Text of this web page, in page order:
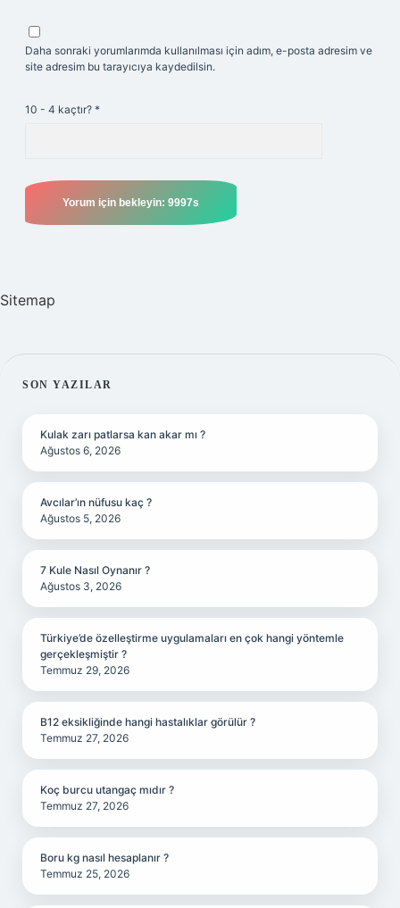
Daha sonraki yorumlarımda kullanılması için adım, e-posta adresim ve
site adresim bu tarayıcıya kaydedilsin.
10 - 4 kaçtır? *
Sitemap
SIDEBAR
SON YAZILAR
Kulak zarı patlarsa kan akar mı ?
Ağustos 6, 2026
Avcılar’ın nüfusu kaç ?
Ağustos 5, 2026
7 Kule Nasıl Oynanır ?
Ağustos 3, 2026
Türkiye’de özelleştirme uygulamaları en çok hangi yöntemle
gerçekleşmiştir ?
Temmuz 29, 2026
B12 eksikliğinde hangi hastalıklar görülür ?
Temmuz 27, 2026
Koç burcu utangaç mıdır ?
Temmuz 27, 2026
Boru kg nasıl hesaplanır ?
Temmuz 25, 2026